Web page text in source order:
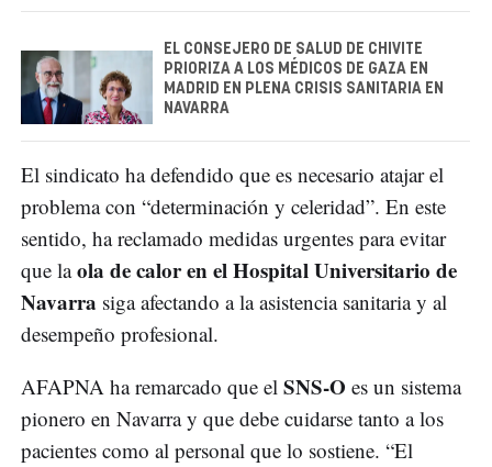
EL CONSEJERO DE SALUD DE CHIVITE
PRIORIZA A LOS MÉDICOS DE GAZA EN
MADRID EN PLENA CRISIS SANITARIA EN
NAVARRA
El sindicato ha defendido que es necesario atajar el
problema con “determinación y celeridad”. En este
sentido, ha reclamado medidas urgentes para evitar
que laola de calor en el Hospital Universitario de
Navarra siga afectando a la asistencia sanitaria y al
desempeño profesional.
AFAPNA ha remarcado que el SNS-O es un sistema
pionero en Navarra y que debe cuidarse tanto a los
pacientes como al personal que lo sostiene. “El